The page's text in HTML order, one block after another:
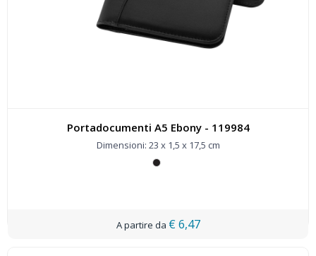
Portadocumenti A5 Ebony - 119984
Dimensioni: 23 x 1,5 x 17,5 cm
€ 6,47